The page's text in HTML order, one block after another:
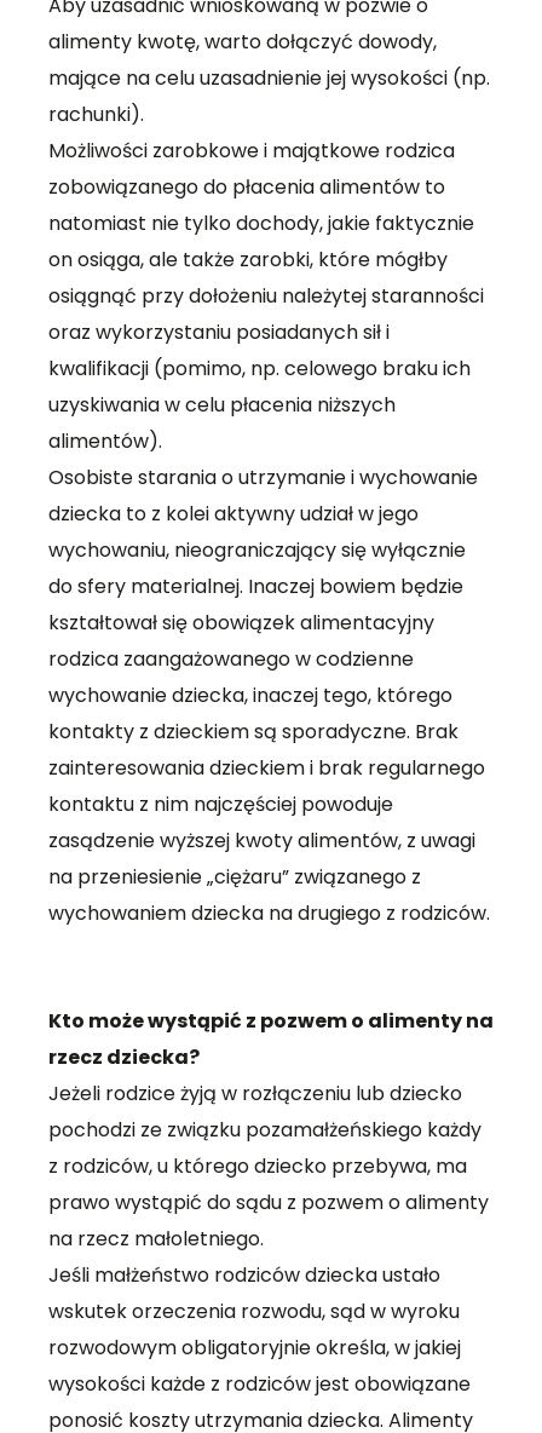
Aby uzasadnić wnioskowaną w pozwie o
alimenty kwotę, warto dołączyć dowody,
mające na celu uzasadnienie jej wysokości (np.
rachunki).
Możliwości zarobkowe i majątkowe rodzica
zobowiązanego do płacenia alimentów to
natomiast nie tylko dochody, jakie faktycznie
on osiąga, ale także zarobki, które mógłby
osiągnąć przy dołożeniu należytej staranności
oraz wykorzystaniu posiadanych sił i
kwalifikacji (pomimo, np. celowego braku ich
uzyskiwania w celu płacenia niższych
alimentów).
Osobiste starania o utrzymanie i wychowanie
dziecka to z kolei aktywny udział w jego
wychowaniu, nieograniczający się wyłącznie
do sfery materialnej. Inaczej bowiem będzie
kształtował się obowiązek alimentacyjny
rodzica zaangażowanego w codzienne
wychowanie dziecka, inaczej tego, którego
kontakty z dzieckiem są sporadyczne. Brak
zainteresowania dzieckiem i brak regularnego
kontaktu z nim najczęściej powoduje
zasądzenie wyższej kwoty alimentów, z uwagi
na przeniesienie „ciężaru” związanego z
wychowaniem dziecka na drugiego z rodziców.
Kto może wystąpić z pozwem o alimenty na
rzecz dziecka?
Jeżeli rodzice żyją w rozłączeniu lub dziecko
pochodzi ze związku pozamałżeńskiego każdy
z rodziców, u którego dziecko przebywa, ma
prawo wystąpić do sądu z pozwem o alimenty
na rzecz małoletniego.
Jeśli małżeństwo rodziców dziecka ustało
wskutek orzeczenia rozwodu, sąd w wyroku
rozwodowym obligatoryjnie określa, w jakiej
wysokości każde z rodziców jest obowiązane
ponosić koszty utrzymania dziecka. Alimenty